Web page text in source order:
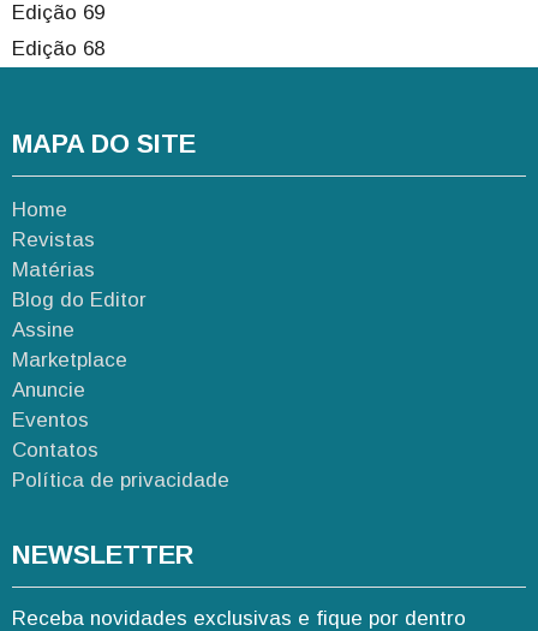
Edição 69
Edição 68
MAPA DO SITE
Home
Revistas
Matérias
Blog do Editor
Assine
Marketplace
Anuncie
Eventos
Contatos
Política de privacidade
NEWSLETTER
Receba novidades exclusivas e fique por dentro